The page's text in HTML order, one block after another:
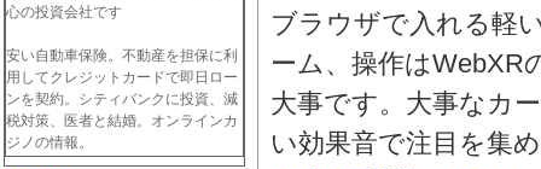
ブラウザで入れる軽
ーム、操作はWebXR
大事です。大事なカ
い効果音で注目を集
心の投資会社です
安い自動車保険。不動産を担保に利
用してクレジットカードで即日ロー
ンを契約。シティバンクに投資、減
税対策、医者と結婚。オンラインカ
ジノの情報。